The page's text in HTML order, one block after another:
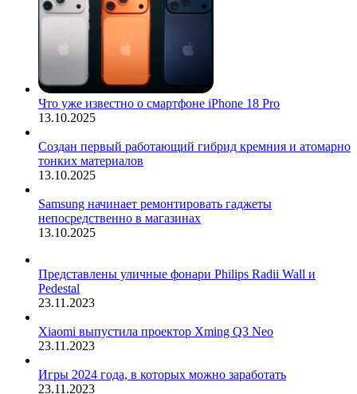
Что уже известно о смартфоне iPhone 18 Pro
13.10.2025
Создан первый работающий гибрид кремния и атомарно
тонких материалов
13.10.2025
Samsung начинает ремонтировать гаджеты
непосредственно в магазинах
13.10.2025
Представлены уличные фонари Philips Radii Wall и
Pedestal
23.11.2023
Xiaomi выпустила проектор Xming Q3 Neo
23.11.2023
Игры 2024 года, в которых можно заработать
23.11.2023